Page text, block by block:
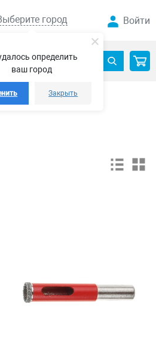
определить
ваш город
Закрыть
город Войти